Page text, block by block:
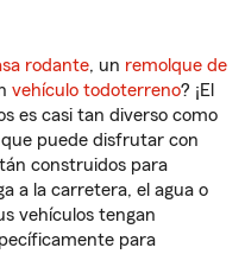
rodante, un remolque de
vehículo todoterreno? ¡El
es casi tan diverso como
puede disfrutar con
construidos para
a la carretera, el agua o
vehículos tengan
para